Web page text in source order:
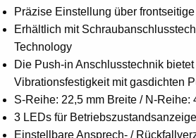
Präzise Einstellung über
Erhältlich mit
Technology
Die Push-in Anschlusstechnik
Vibrationsfestigkeit mit gasdichten
S-Reihe: 22,5 mm Breite / N-Reihe:
3 LEDs für
Einstellbare Ansprech- /